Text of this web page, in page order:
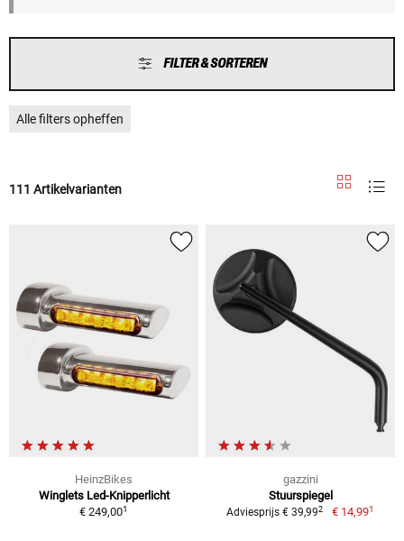
FILTER & SORTEREN
Alle filters opheffen
111 Artikelvarianten
HeinzBikes
Winglets Led-Knipperlicht
€ 249,001
gazzini
Stuurspiegel
Adviesprijs € 39,992 € 14,991